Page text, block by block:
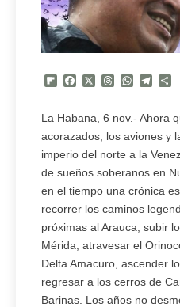
Flipboard
FacebookThreads
La Habana, 6 nov.- Ahora
acorazados, los aviones y
imperio del norte a la
de sueños soberanos en
en el tiempo una crónica
recorrer los caminos
próximas al Arauca, subir
Mérida, atravesar el
Delta Amacuro, ascender
regresar a los cerros de
Barinas. Los años no